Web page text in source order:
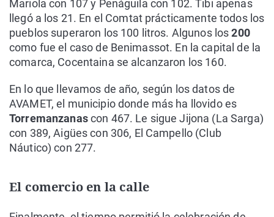
Mariola con 107 y Penáguila con 102. Tibi apenas
llegó a los 21. En el Comtat prácticamente todos los
pueblos superaron los 100 litros. Algunos los200
como fue el caso de Benimassot. En la capital de la
comarca, Cocentaina se alcanzaron los 160.
En lo que llevamos de año, según los datos de
AVAMET, el municipio donde más ha llovido es
Torremanzanascon 467. Le sigue Jijona (La Sarga)
con 389, Aigües con 306, El Campello (Club
Náutico) con 277.
El comercio en la calle